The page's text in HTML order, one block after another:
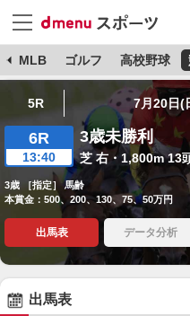
MLB ゴルフ 高校野球
5R 7月20日(
6R
13:40
3歳未勝利
芝 右・1,800m 13
3歳 ［指定］ 馬齢
本賞金：500、200、130、75、50万円
出馬表 データ分析
出馬表